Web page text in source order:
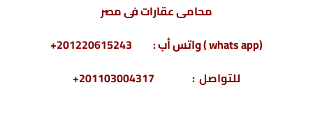
محامى عقارات فى مصر
(whats app ) واتس أب : 201220615243+
للتواصل : 201103004317+